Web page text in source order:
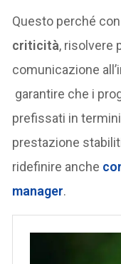
Questo perché
criticità, risolvere
comunicazione
garantire che i
prefissati in
prestazione
ridefinire anche
manager.